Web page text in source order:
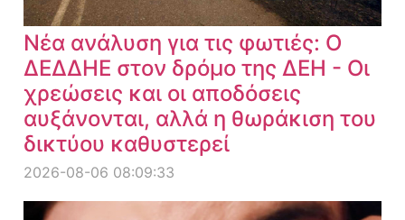
Νέα ανάλυση για τις φωτιές: Ο
ΔΕΔΔΗΕ στον δρόμο της ΔΕΗ - Οι
χρεώσεις και οι αποδόσεις
αυξάνονται, αλλά η θωράκιση του
δικτύου καθυστερεί
2026-08-06 08:09:33